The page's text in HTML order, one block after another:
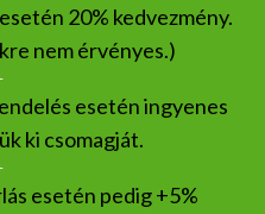
20% kedvezmény.
nem érvényes.)
esetén ingyenes
ki csomagját.
esetén pedig +5%